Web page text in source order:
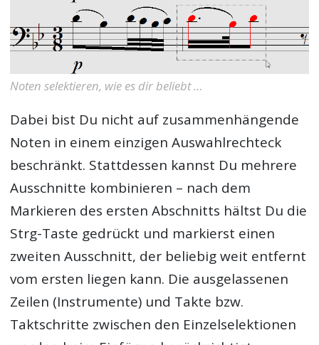
Noten selektieren, wie es dir beliebt …
Dabei bist Du nicht auf zusammenhängende
Noten in einem einzigen Auswahlrechteck
beschränkt. Stattdessen kannst Du mehrere
Ausschnitte kombinieren – nach dem
Markieren des ersten Abschnitts hältst Du die
Strg-Taste gedrückt und markierst einen
zweiten Ausschnitt, der beliebig weit entfernt
vom ersten liegen kann. Die ausgelassenen
Zeilen (Instrumente) und Takte bzw.
Taktschritte zwischen den Einzelselektionen